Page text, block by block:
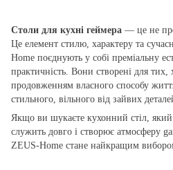
Столи для кухні геймера — це не
Це елемент стилю, характеру та
Home поєднують у собі преміальну
практичність. Вони створені для
продовженням власного способу
стильного, вільного від зайвих
Якщо ви шукаєте кухонний стіл, який
служить довго і створює атмосферу
ZEUS-Home стане найкращим